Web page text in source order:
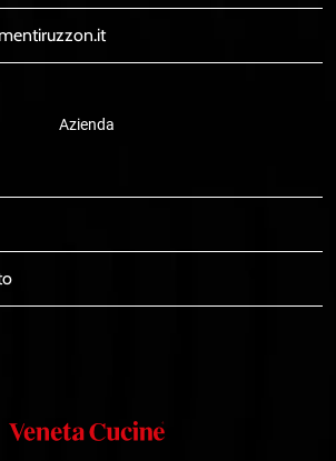
Azienda
Veneta